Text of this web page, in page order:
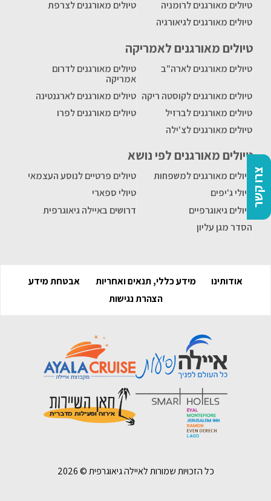
צרו קשר
טיולים מאורגנים לרומניה
טיולים מאורגנים לצרפת
טיולים מאורגנים לגיאורגיה
טיולים מאורגנים לאמריקה
טיולים מאורגנים לארה"ב
טיולים מאורגנים לדרום
אמריקה
טיולים מאורגנים לקוסטה ריקה טיולים מאורגנים לארגנטינה
טיולים מאורגנים לברזיל
טיולים מאורגנים לפרו
טיולים מאורגנים לצ'ילה
טיולים מאורגנים לפי נושא
טיולים מאורגנים למשפחות
טיולים פרטיים לנוסע העצמאי
טיולי ג'יפים
טיולי ספארי
טיולים גיאוגרפיים
דרושים באיילה גיאוגרפית
הסדר מגן עליון
אודותינו מידע כללי, תנאים ואחריות
אבטחת מידע
הצהרת נגישות
כל הזכויות שמורות לאיילה גיאוגרפית ©2026